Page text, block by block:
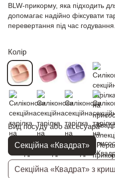
BLW-прикорму, яка підходить
допомагає надійно фіксувати
перевертання під час годування.
Колір
Вид посуду або аксесуара
Секційна «Квадрат»
Секційна «Квадрат» з